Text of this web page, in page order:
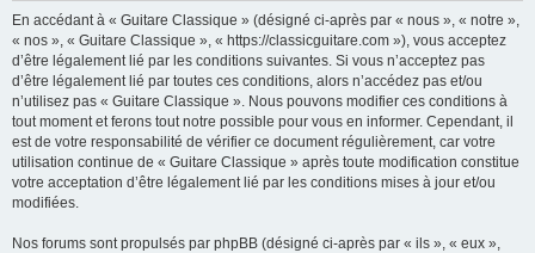
En accédant à « Guitare Classique » (désigné ci-après par « nous », « notre »,
« nos », « Guitare Classique », « https://classicguitare.com »), vous acceptez
d’être légalement lié par les conditions suivantes. Si vous n’acceptez pas
d’être légalement lié par toutes ces conditions, alors n’accédez pas et/ou
n’utilisez pas « Guitare Classique ». Nous pouvons modifier ces conditions à
tout moment et ferons tout notre possible pour vous en informer. Cependant, il
est de votre responsabilité de vérifier ce document régulièrement, car votre
utilisation continue de « Guitare Classique » après toute modification constitue
votre acceptation d’être légalement lié par les conditions mises à jour et/ou
modifiées.
Nos forums sont propulsés par phpBB (désigné ci-après par « ils », « eux »,